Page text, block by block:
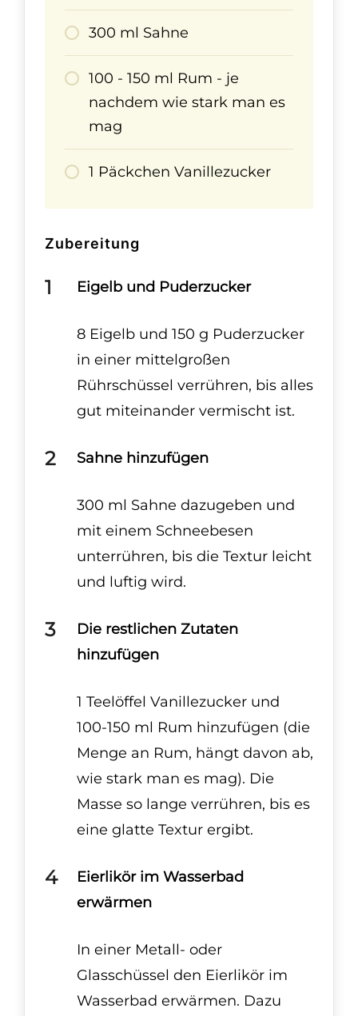
300 ml Sahne
100 - 150 ml Rum - je
nachdem wie stark man es
mag
1 Päckchen Vanillezucker
Zubereitung
Eigelb und Puderzucker
8 Eigelb und 150 g Puderzucker
in einer mittelgroßen
Rührschüssel verrühren, bis alles
gut miteinander vermischt ist.
Sahne hinzufügen
300 ml Sahne dazugeben und
mit einem Schneebesen
unterrühren, bis die Textur leicht
und luftig wird.
Die restlichen Zutaten
hinzufügen
1 Teelöffel Vanillezucker und
100-150 ml Rum hinzufügen (die
Menge an Rum, hängt davon ab,
wie stark man es mag). Die
Masse so lange verrühren, bis es
eine glatte Textur ergibt.
Eierlikör im Wasserbad
erwärmen
In einer Metall- oder
Glasschüssel den Eierlikör im
Wasserbad erwärmen. Dazu